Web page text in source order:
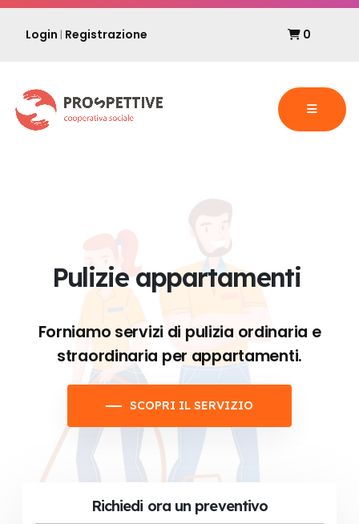
Login | Registrazione 0
Pulizie appartamenti
Forniamo servizi di pulizia ordinaria e
straordinaria per appartamenti.
SCOPRI IL SERVIZIO
Richiedi ora un preventivo